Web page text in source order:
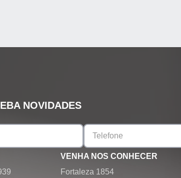
NOVIDADES
VENHA NOS CONHECER
Fortaleza 1854